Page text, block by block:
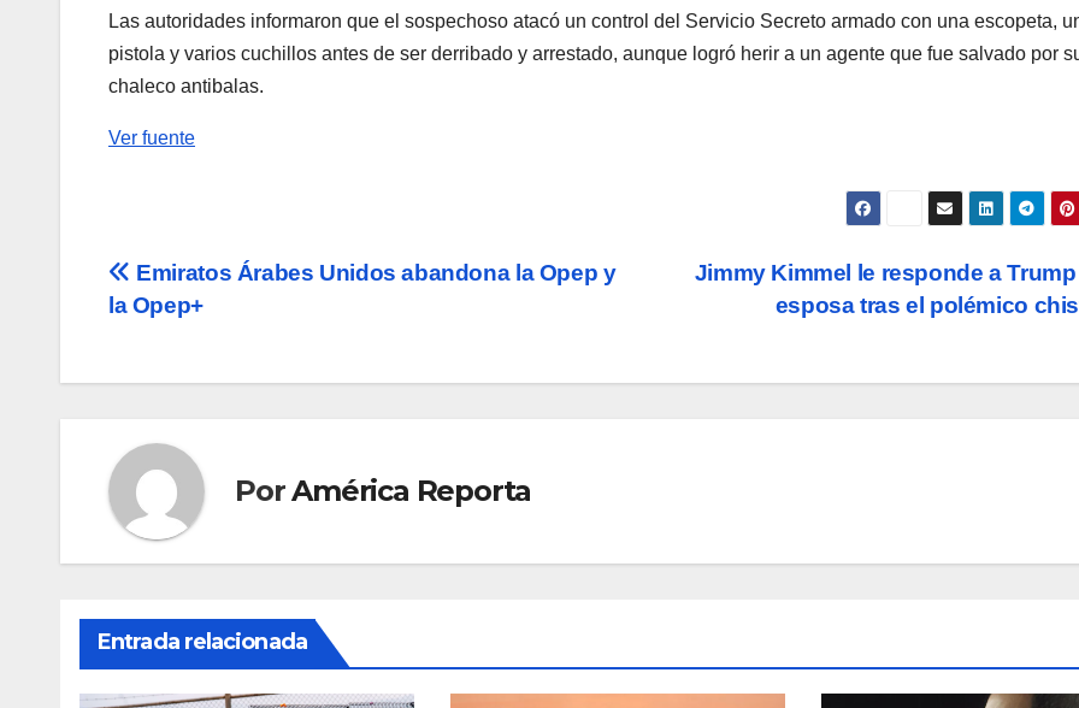
Las autoridades informaron que el sospechoso atacó un control del Servicio Secreto armado con una escopeta,
pistola y varios cuchillos antes de ser derribado y arrestado, aunque logró herir a un agente que fue salvado por
chaleco antibalas.
Ver fuente
Navegación
de
entradas
Jimmy Kimmel le responde a
esposa tras el polémico
Emiratos Árabes Unidos abandona la Opep y
la Opep+
PorAmérica Reporta
Entrada relacionada